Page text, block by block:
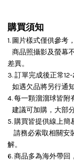
購買須知
1. 圖片樣式僅供參考
商品照攝影及螢幕
差異。
3. 訂單完成後正常
如遇欠品將另行通
4. 每一顆溜溜球皆附
建議可加購，大部
5. 購買皆提供線上簡
請務必索取相關安
解。
6. 商品多為海外帶回